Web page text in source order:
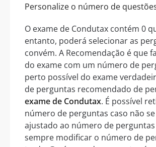
Personalize o número de
O exame de Condutax contém 0
entanto, poderá selecionar as
convém. A Recomendação é que
do exame com um número de
perto possível do exame
de perguntas recomendado de
exame de Condutax. É possível
número de perguntas caso não
ajustado ao número de
sempre modificar o número de